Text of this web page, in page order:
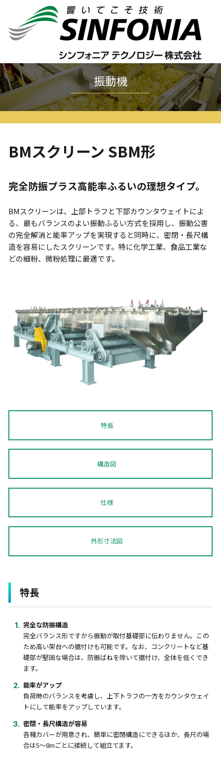
ホーム 振動スクリーン BMスクリーン SBM形
振動機
BMスクリーン SBM形
完全防振プラス高能率ふるいの理想タイプ。
BMスクリーンは、上部トラフと下部カウンタウェイトによ
る、最もバランスのよい振動ふるい方式を採用し、振動公害
の完全解消と能率アップを実現すると同時に、密閉・長尺構
造を容易にしたスクリーンです。特に化学工業、食品工業な
どの細粉、微粉処理に最適です。
特長
構造図
仕様
外形寸法図
特長
完全な防振構造
完全バランス形ですから振動が取付基礎部に伝わりません。この
ため高い架台への据付けも可能です。なお、コンクリートなど基
礎部が堅固な場合は、防振ばねを除いて据付け、全体を低くでき
ます。
能率がアップ
負荷時のバランスを考慮し、上下トラフの一方をカウンタウェイ
トにして能率をアップしています。
密閉・長尺構造が容易
各種カバーが用意され、簡単に密閉構造にできるほか、長尺の場
合は5～8mごとに接続して組立てます。